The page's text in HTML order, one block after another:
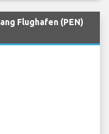
Flughafen (PEN)